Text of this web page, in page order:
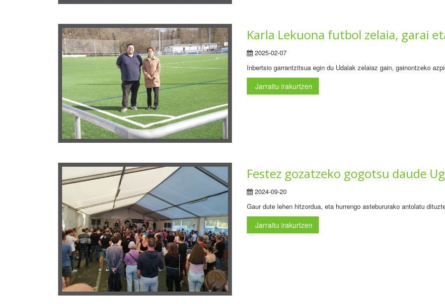
Karla Lekuona futbol zelaia, garai
2025-02-07
Inbertsio garrantzitsua egin du Udalak zelaiaz gain, gainontzeko
Jarraitu irakurtzen
Festez gozatzeko gogotsu daude
2024-09-20
Gaur dute lehen hitzordua, eta hurrengo astebururako antolatu
Jarraitu irakurtzen